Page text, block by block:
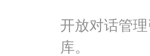
开放对话管
库。